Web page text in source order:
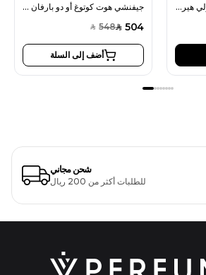
جيفنشي هوت كوتوغ أو دو بارفان 100 مل للنساء
SAR 504
SAR 548
أضف إلى السلة
هولي عود فلور بلانك باتشولي هير ميست 35 مل للنساء
شحن مجاني
للطلبات أكثر من 200 ريال